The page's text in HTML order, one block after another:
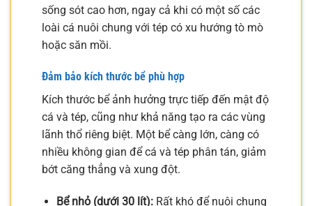
sống sót cao hơn, ngay cả khi có một số các
loài cá nuôi chung với tép có xu hướng tò mò
hoặc săn mồi.
Đảm bảo kích thước bể phù hợp
Kích thước bể ảnh hưởng trực tiếp đến mật độ
cá và tép, cũng như khả năng tạo ra các vùng
lãnh thổ riêng biệt. Một bể càng lớn, càng có
nhiều không gian để cá và tép phân tán, giảm
bớt căng thẳng và xung đột.
Bể nhỏ (dưới 30 lít):Rất khó để nuôi chung